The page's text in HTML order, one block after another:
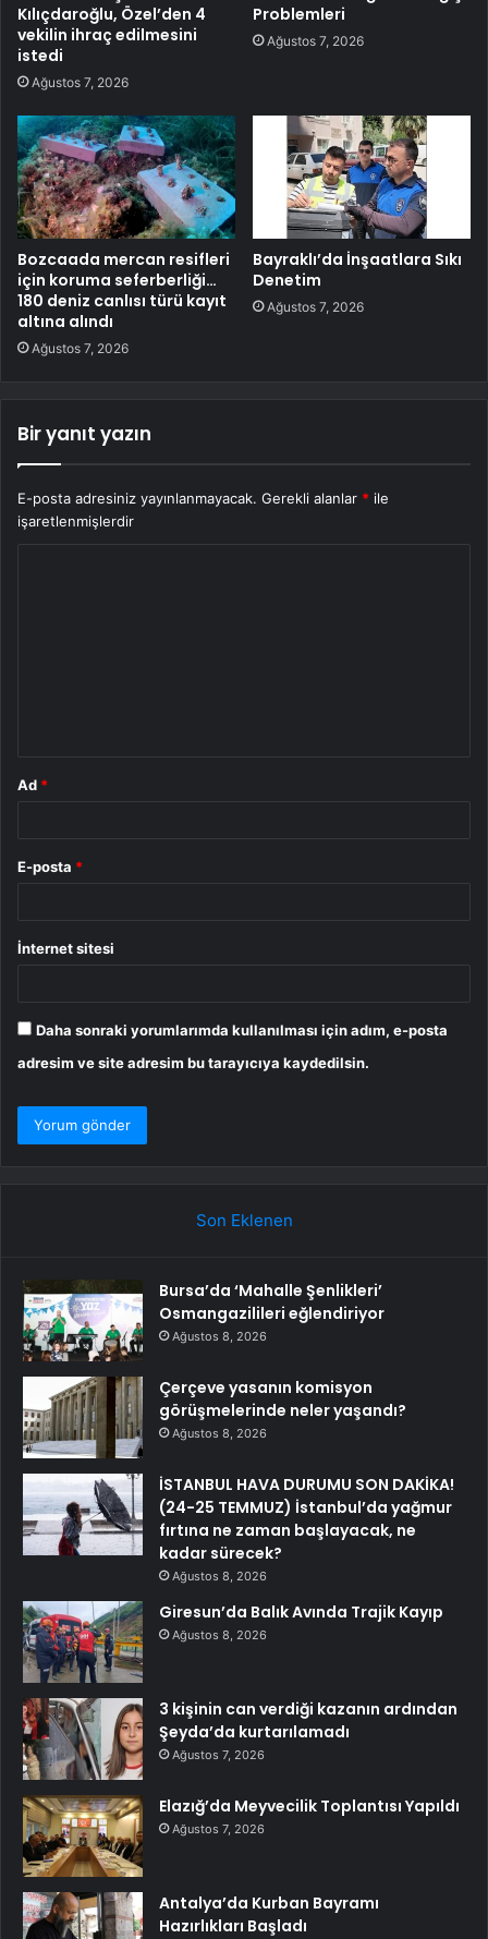
Kılıçdaroğlu, Özel’den 4
vekilin ihraç edilmesini
istedi
Ağustos 7, 2026
Problemleri
Ağustos 7, 2026
Bozcaada mercan resifleri
için koruma seferberliği…
180 deniz canlısı türü kayıt
altına alındı
Ağustos 7, 2026
Bayraklı’da İnşaatlara Sıkı
Denetim
Ağustos 7, 2026
Bir yanıt yazın
E-posta adresiniz yayınlanmayacak. Gerekli alanlar * ile
işaretlenmişlerdir
Ad *
E-posta *
İnternet sitesi
Daha sonraki yorumlarımda kullanılması için adım, e-posta
adresim ve site adresim bu tarayıcıya kaydedilsin.
Son Eklenen
Bursa’da ‘Mahalle Şenlikleri’
Osmangazilileri eğlendiriyor
Ağustos 8, 2026
Çerçeve yasanın komisyon
görüşmelerinde neler yaşandı?
Ağustos 8, 2026
İSTANBUL HAVA DURUMU SON DAKİKA!
(24-25 TEMMUZ) İstanbul’da yağmur
fırtına ne zaman başlayacak, ne
kadar sürecek?
Ağustos 8, 2026
Giresun’da Balık Avında Trajik Kayıp
Ağustos 8, 2026
3 kişinin can verdiği kazanın ardından
Şeyda’da kurtarılamadı
Ağustos 7, 2026
Elazığ’da Meyvecilik Toplantısı Yapıldı
Ağustos 7, 2026
Antalya’da Kurban Bayramı
Hazırlıkları Başladı